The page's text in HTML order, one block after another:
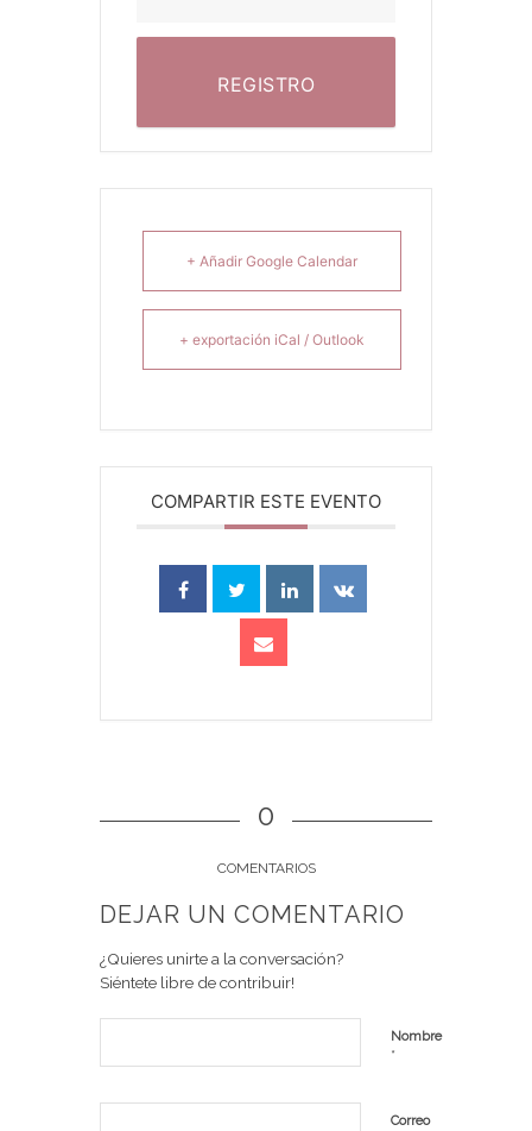
REGISTRO
+ Añadir Google Calendar
+ exportación iCal / Outlook
COMPARTIR ESTE EVENTO
0
COMENTARIOS
DEJAR UN COMENTARIO
¿Quieres unirte a la conversación?
Siéntete libre de contribuir!
Nombre
*
Correo